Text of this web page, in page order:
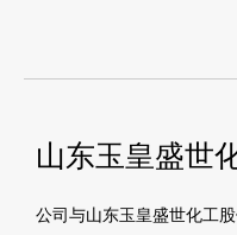
山东玉皇盛世
公司与山东玉皇盛世化工